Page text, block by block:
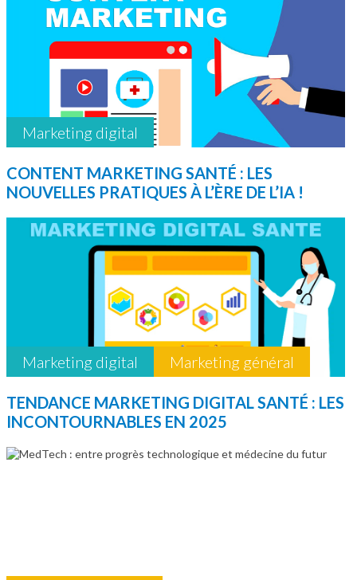
Marketing digital
CONTENT MARKETING SANTÉ : LES
NOUVELLES PRATIQUES À L’ÈRE DE L’IA !
Marketing digital Marketing général
TENDANCE MARKETING DIGITAL SANTÉ : LES
INCONTOURNABLES EN 2025